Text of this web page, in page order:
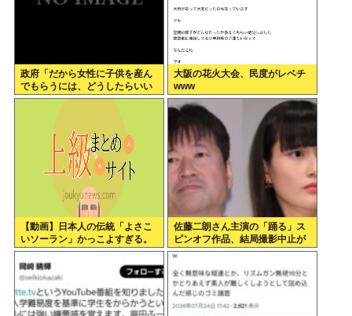
政府「だから女性に子供を産ん
でもらうには、どうしたらいい
のよ;;」
大阪の花火大会、民度がレベチ
www
【動画】日本人の伝統「よさこ
いソーラン」かっこよすぎる。
古来から我々のDNAに刻まれた
踊り
佐藤二朗さん主演の「踊る」ス
ピンオフ作品、結局撮影中止が
決定www